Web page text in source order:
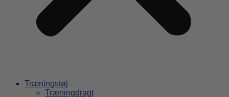
Træningstøj
Træningdragt